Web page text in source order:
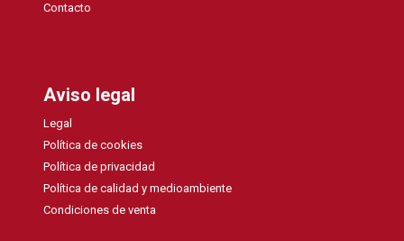
Contacto
Aviso legal
Legal
Política de cookies
Política de privacidad
Política de calidad y medioambiente
Condiciones de venta